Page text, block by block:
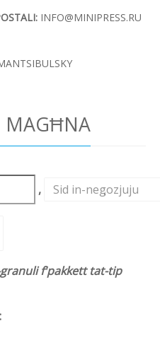
INFO@MINIPRESS.RU
MAGĦNA
, Sid in-negozjuju
,
f'pakkett tat-tip